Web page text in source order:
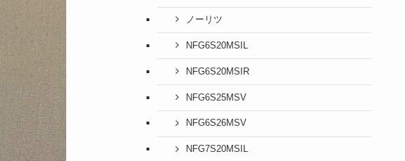
ノーリツ
NFG6S20MSIL
NFG6S20MSIR
NFG6S25MSV
NFG6S26MSV
NFG7S20MSIL